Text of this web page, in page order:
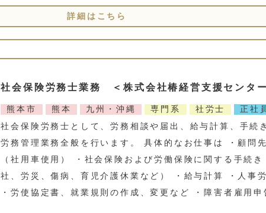
詳細はこちら
社会保険労務士業務 ＜株式会社椿経営支援センタ
熊本市 熊本 九州・沖縄 専門系 社労士
正社
社会保険労務士として、労務相談や届出、給与計算、手続
労務管理業務全般を行います。 具体的なお仕事は ・顧問
（社用車使用） ・社会保険および労働保険に関する手続き
社、労災、傷病、育児介護休業など） ・給与計算 ・人事
・労使協定書、就業規則の作成、変更など ・障害者雇用申